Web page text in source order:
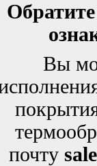
Вы
почту